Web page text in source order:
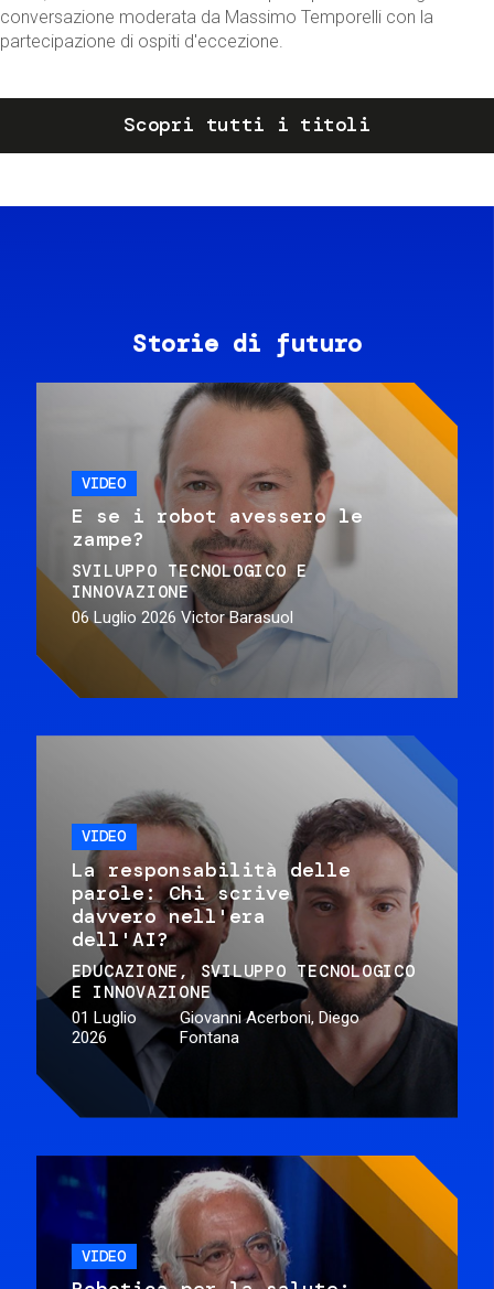
conversazione moderata da Massimo Temporelli con la
partecipazione di ospiti d'eccezione.
Scopri tutti i titoli
Storie di futuro
VIDEO
E se i robot avessero le
zampe?
SVILUPPO TECNOLOGICO E
INNOVAZIONE
06 Luglio 2026 Victor Barasuol
VIDEO
La responsabilità delle
parole: Chi scrive
davvero nell'era
dell'AI?
EDUCAZIONE
SVILUPPO TECNOLOGICO
E INNOVAZIONE
01 Luglio
2026
Giovanni Acerboni, Diego
Fontana
VIDEO